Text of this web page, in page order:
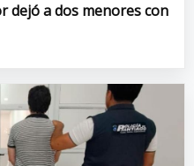
dejó a dos menores con